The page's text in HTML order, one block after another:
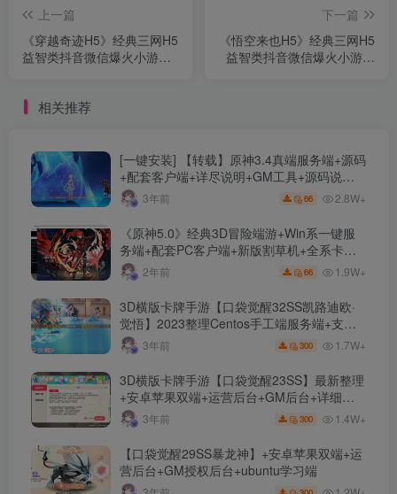
上一篇
《穿越奇迹H5》经典三网H5
益智类抖音微信爆火小游戏
下一篇
《悟空来也H5》经典三网H5
益智类抖音微信爆火小游戏
相关推荐
[一键安装] 【转载】原神3.4真端服务端+源码
+配套客户端+详尽说明+GM工具+源码说明
文件3年前 66 2.8W+
《原神5.0》经典3D冒险端游+Win系一键服
务端+配套PC客户端+新版割草机+全系卡池
文件2年前 66 1.9W+
3D横版卡牌手游【口袋觉醒32SS凯路迪欧·
觉悟】2023整理Centos手工端服务端+支付
对接+安卓苹果双端+运营后台+GM授权后台
+代理后台
3年前 300 1.7W+
3D横版卡牌手游【口袋觉醒23SS】最新整理
+安卓苹果双端+运营后台+GM后台+详细搭
建教程3年前 300 1.4W+
【口袋觉醒29SS暴龙神】+安卓苹果双端+运
营后台+GM授权后台+ubuntu学习端